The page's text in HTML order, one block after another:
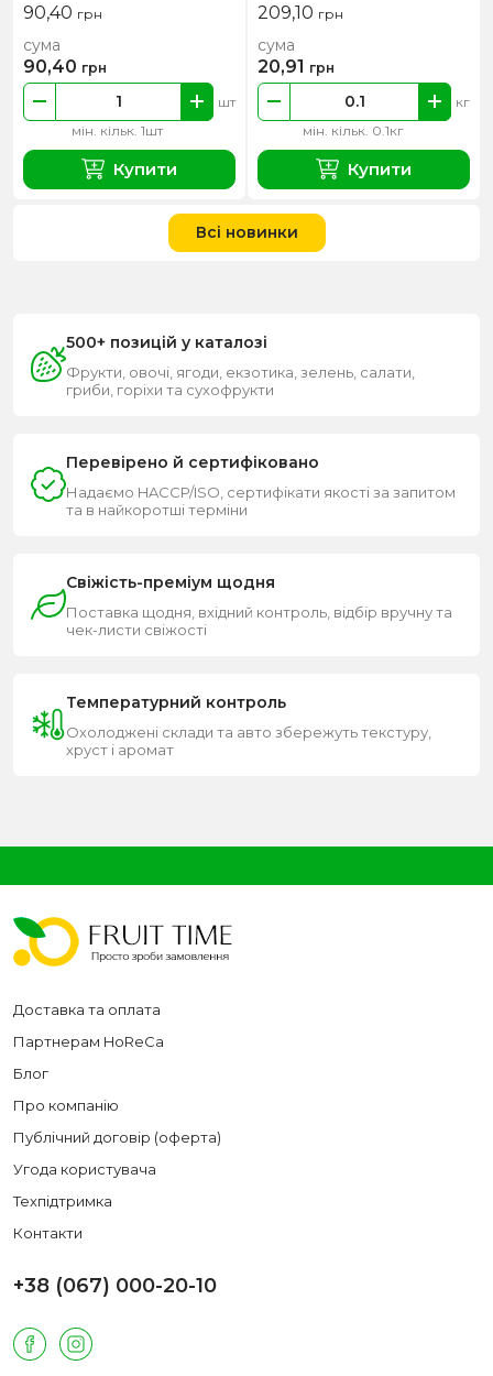
90,40 грн
мін. кільк. 1шт
шт
сума
90,40 грн
Купити
209,10 грн
мін. кільк. 0.1кг
кг
сума
20,91 грн
Купити
Всі новинки
500+ позицій у каталозі
Фрукти, овочі, ягоди, екзотика, зелень, салати,
гриби, горіхи та сухофрукти
Перевірено й сертифіковано
Надаємо HACCP/ISO, сертифікати якості за запитом
та в найкоротші терміни
Свіжість-преміум щодня
Поставка щодня, вхідний контроль, відбір вручну та
чек-листи свіжості
Температурний контроль
Охолоджені склади та авто збережуть текстуру,
хруст і аромат
Доставка та оплата
Партнерам HoReCa
Блог
Про компанію
Публічний договір (оферта)
Угода користувача
Техпідтримка
Контакти
+38 (067) 000-20-10